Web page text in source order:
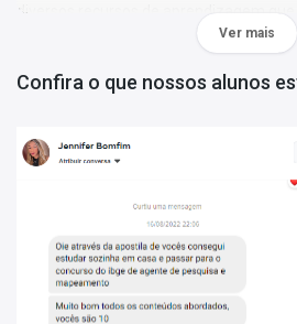
diversos recursos de aprendizagem que
aprendizado, gráficos, tabelas e
importante e conteúdo direto ao ponto.
AApostila SEED-PR - Secretaria de
73/2024, por professores
O que você vai receber:
Apostila com todo o conteúdo teórico
preparação;
Questões gabaritadas de acordo com o
Tabelas, gráficos e outros recursos
Bônus: curso online Básico para
Ver mais
Confira o que nossos alunos